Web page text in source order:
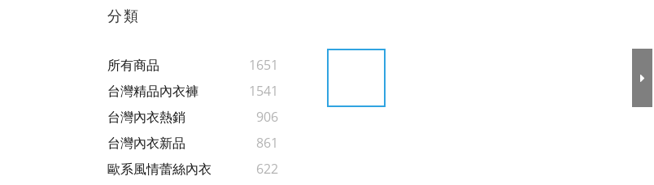
分類
所有商品
1651
台灣精品內衣褲
1541
台灣內衣熱銷
906
台灣內衣新品
861
歐系風情蕾絲內衣
622